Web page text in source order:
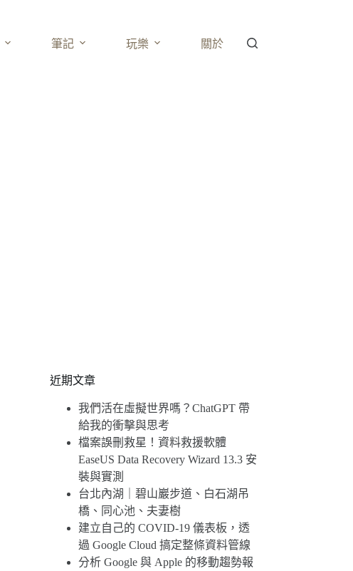
筆記 玩樂 關於
近期文章
我們活在虛擬世界嗎？ChatGPT 帶
給我的衝擊與思考
檔案誤刪救星！資料救援軟體
EaseUS Data Recovery Wizard 13.3 安
裝與實測
台北內湖｜碧山巖步道、白石湖吊
橋、同心池、夫妻樹
建立自己的 COVID-19 儀表板，透
過 Google Cloud 搞定整條資料管線
分析 Google 與 Apple 的移動趨勢報